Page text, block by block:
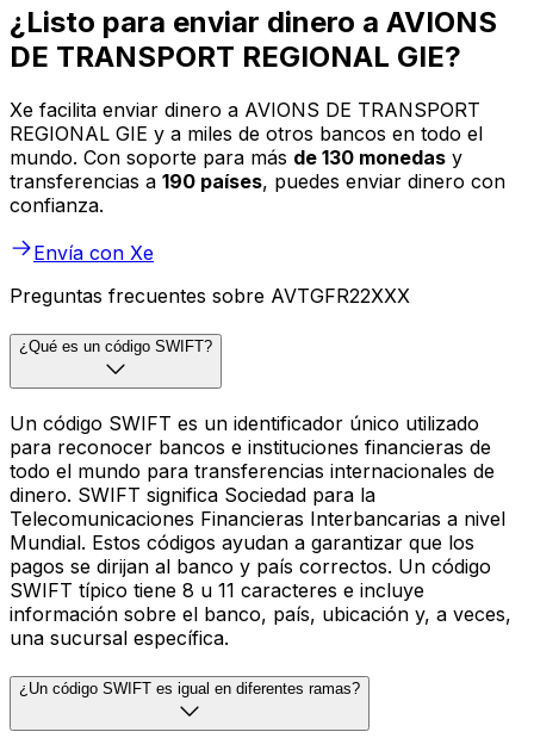
¿Listo para enviar dinero a AVIONS
DE TRANSPORT REGIONAL GIE?
Xe facilita enviar dinero a AVIONS DE TRANSPORT
REGIONAL GIE y a miles de otros bancos en todo el
mundo. Con soporte para más de 130 monedas y
transferencias a 190 países, puedes enviar dinero con
confianza.
Envía con Xe
Preguntas frecuentes sobre AVTGFR22XXX
¿Qué es un código SWIFT?
Un código SWIFT es un identificador único utilizado
para reconocer bancos e instituciones financieras de
todo el mundo para transferencias internacionales de
dinero. SWIFT significa Sociedad para la
Telecomunicaciones Financieras Interbancarias a nivel
Mundial. Estos códigos ayudan a garantizar que los
pagos se dirijan al banco y país correctos. Un código
SWIFT típico tiene 8 u 11 caracteres e incluye
información sobre el banco, país, ubicación y, a veces,
una sucursal específica.
¿Un código SWIFT es igual en diferentes ramas?